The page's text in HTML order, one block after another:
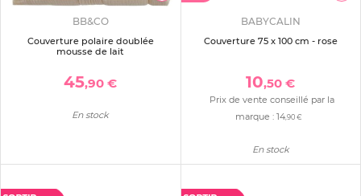
BB&CO
Couverture polaire doublée
mousse de lait
45,90 €
En stock
BABYCALIN
Couverture 75 x 100 cm - rose
10,50 €
Prix de vente conseillé par la
marque :14 ,90 €
En stock